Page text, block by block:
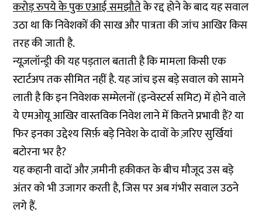
करोड़ रुपये के पुक एआई समझौतेके रद्द होने के बाद यह सवाल
उठा था कि निवेशकों की साख और पात्रता की जांच आखिर किस
तरह की जाती है.
न्यूज़लॉन्ड्री की यह पड़ताल बताती है कि मामला किसी एक
स्टार्टअप तक सीमित नहीं है. यह जांच इस बड़े सवाल को सामने
लाती है कि इन निवेशक सम्मेलनों (इन्वेस्टर्स समिट) में होने वाले
ये एमओयू आखिर वास्तविक निवेश लाने में कितने प्रभावी हैं? या
फिर इनका उद्देश्य सिर्फ़ बड़े निवेश के दावों के ज़रिए सुर्खियां
बटोरना भर है?
यह कहानी वादों और ज़मीनी हकीकत के बीच मौजूद उस बड़े
अंतर को भी उजागर करती है, जिस पर अब गंभीर सवाल उठने
लगे हैं.